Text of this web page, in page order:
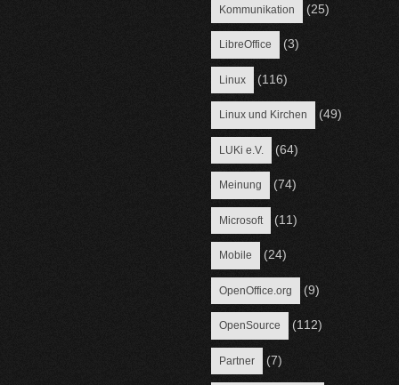
Kommunikation (25)
LibreOffice (3)
Linux (116)
Linux und Kirchen (49)
LUKi e.V. (64)
Meinung (74)
Microsoft (11)
Mobile (24)
OpenOffice.org (9)
OpenSource (112)
Partner (7)